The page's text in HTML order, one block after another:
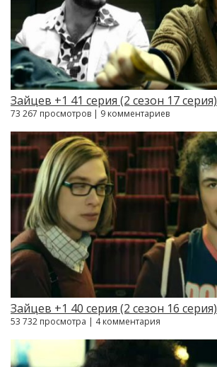
Зайцев +1 41 серия (2 сезон 17 серия)
73 267 просмотров | 9 комментариев
Зайцев +1 40 серия (2 сезон 16 серия)
53 732 просмотра | 4 комментария